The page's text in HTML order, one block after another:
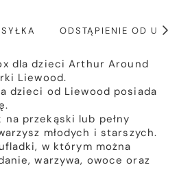
ODSTĄPIENIE OD
dla dzieci Arthur Around
Liewood.
dzieci od Liewood posiada
przekąski lub pełny
młodych i starszych.
w którym można
warzywa, owoce oraz